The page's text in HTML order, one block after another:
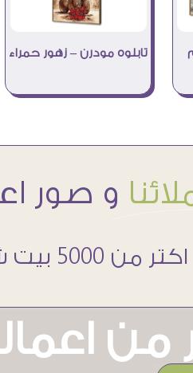
تابلوه مودرن – زهور حمراء
و صور
اكتر من 5000 بيت شاركنا فى اننا نخلى حوائطهم اجمل